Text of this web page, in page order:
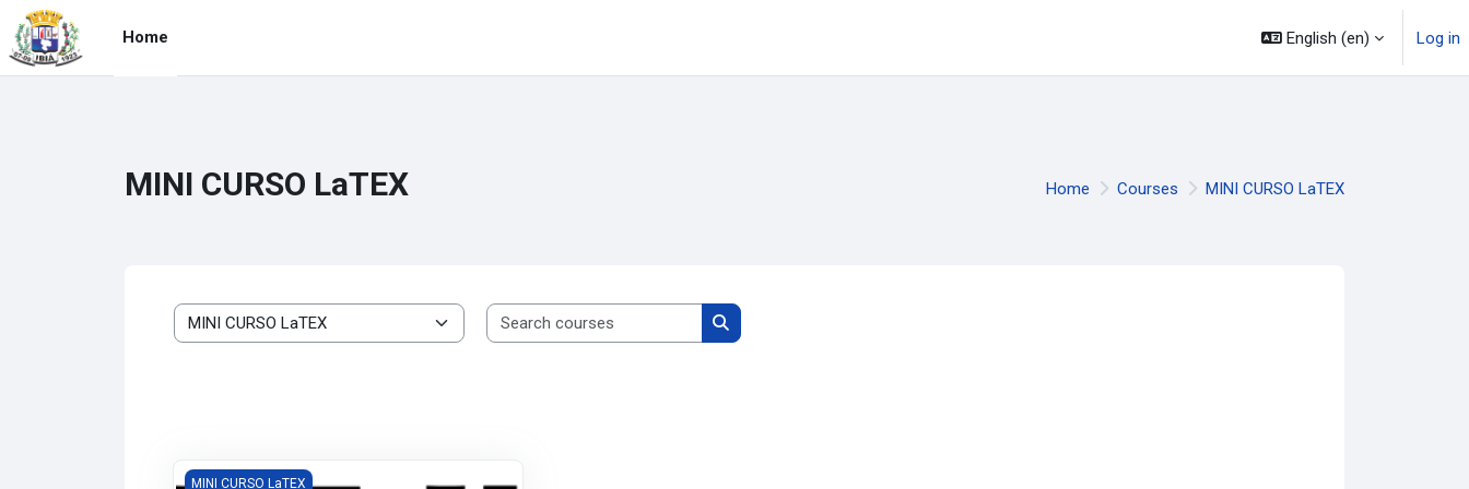
Skip to main content
Home English ‎(en)‎ Log in
MINI CURSO LaTEX Home Courses MINI CURSO LaTEX
Course categories
Search courses
Search courses
MINI CURSO LaTEX
MINI CURSO LaTEX